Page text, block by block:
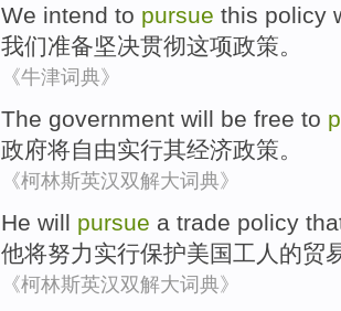
We intend to pursue this policy
我们准备坚决贯彻这项政策。
《牛津词典》
The government will be free to
政府将自由实行其经济政策。
《柯林斯英汉双解大词典》
He will pursue a trade policy
他将努力实行保护美国工人 的贸
《柯林斯英汉双解大词典》